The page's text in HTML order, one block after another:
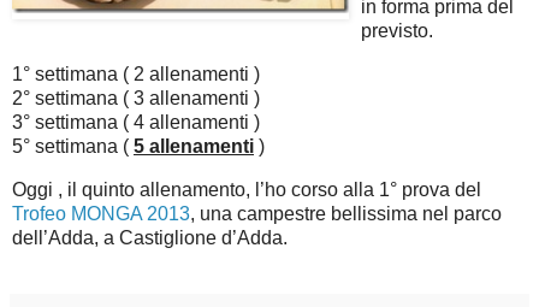
in forma prima del
previsto.
1° settimana ( 2 allenamenti )
2° settimana ( 3 allenamenti )
3° settimana ( 4 allenamenti )
5° settimana ( 5 allenamenti )
Oggi , il quinto allenamento, l’ho corso alla 1° prova del
Trofeo MONGA 2013, una campestre bellissima nel parco
dell’Adda, a Castiglione d’Adda.